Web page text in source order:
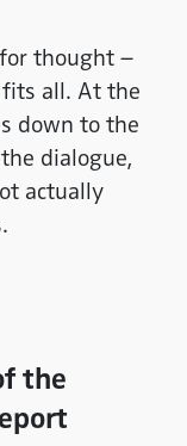
thought –
all. At the
down to the
dialogue,
actually
the